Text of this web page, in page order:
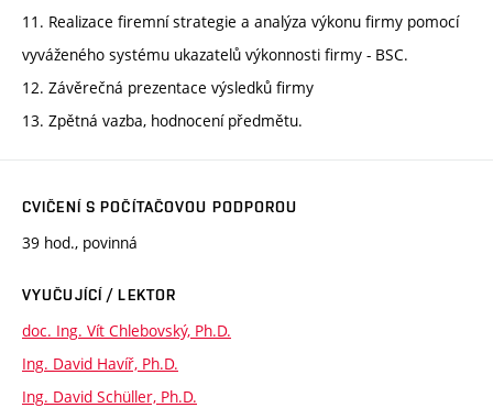
11. Realizace firemní strategie a analýza výkonu firmy pomocí
vyváženého systému ukazatelů výkonnosti firmy - BSC.
12. Závěrečná prezentace výsledků firmy
13. Zpětná vazba, hodnocení předmětu.
CVIČENÍ S POČÍTAČOVOU PODPOROU
39 hod., povinná
VYUČUJÍCÍ / LEKTOR
doc. Ing. Vít Chlebovský, Ph.D.
Ing. David Havíř, Ph.D.
Ing. David Schüller, Ph.D.